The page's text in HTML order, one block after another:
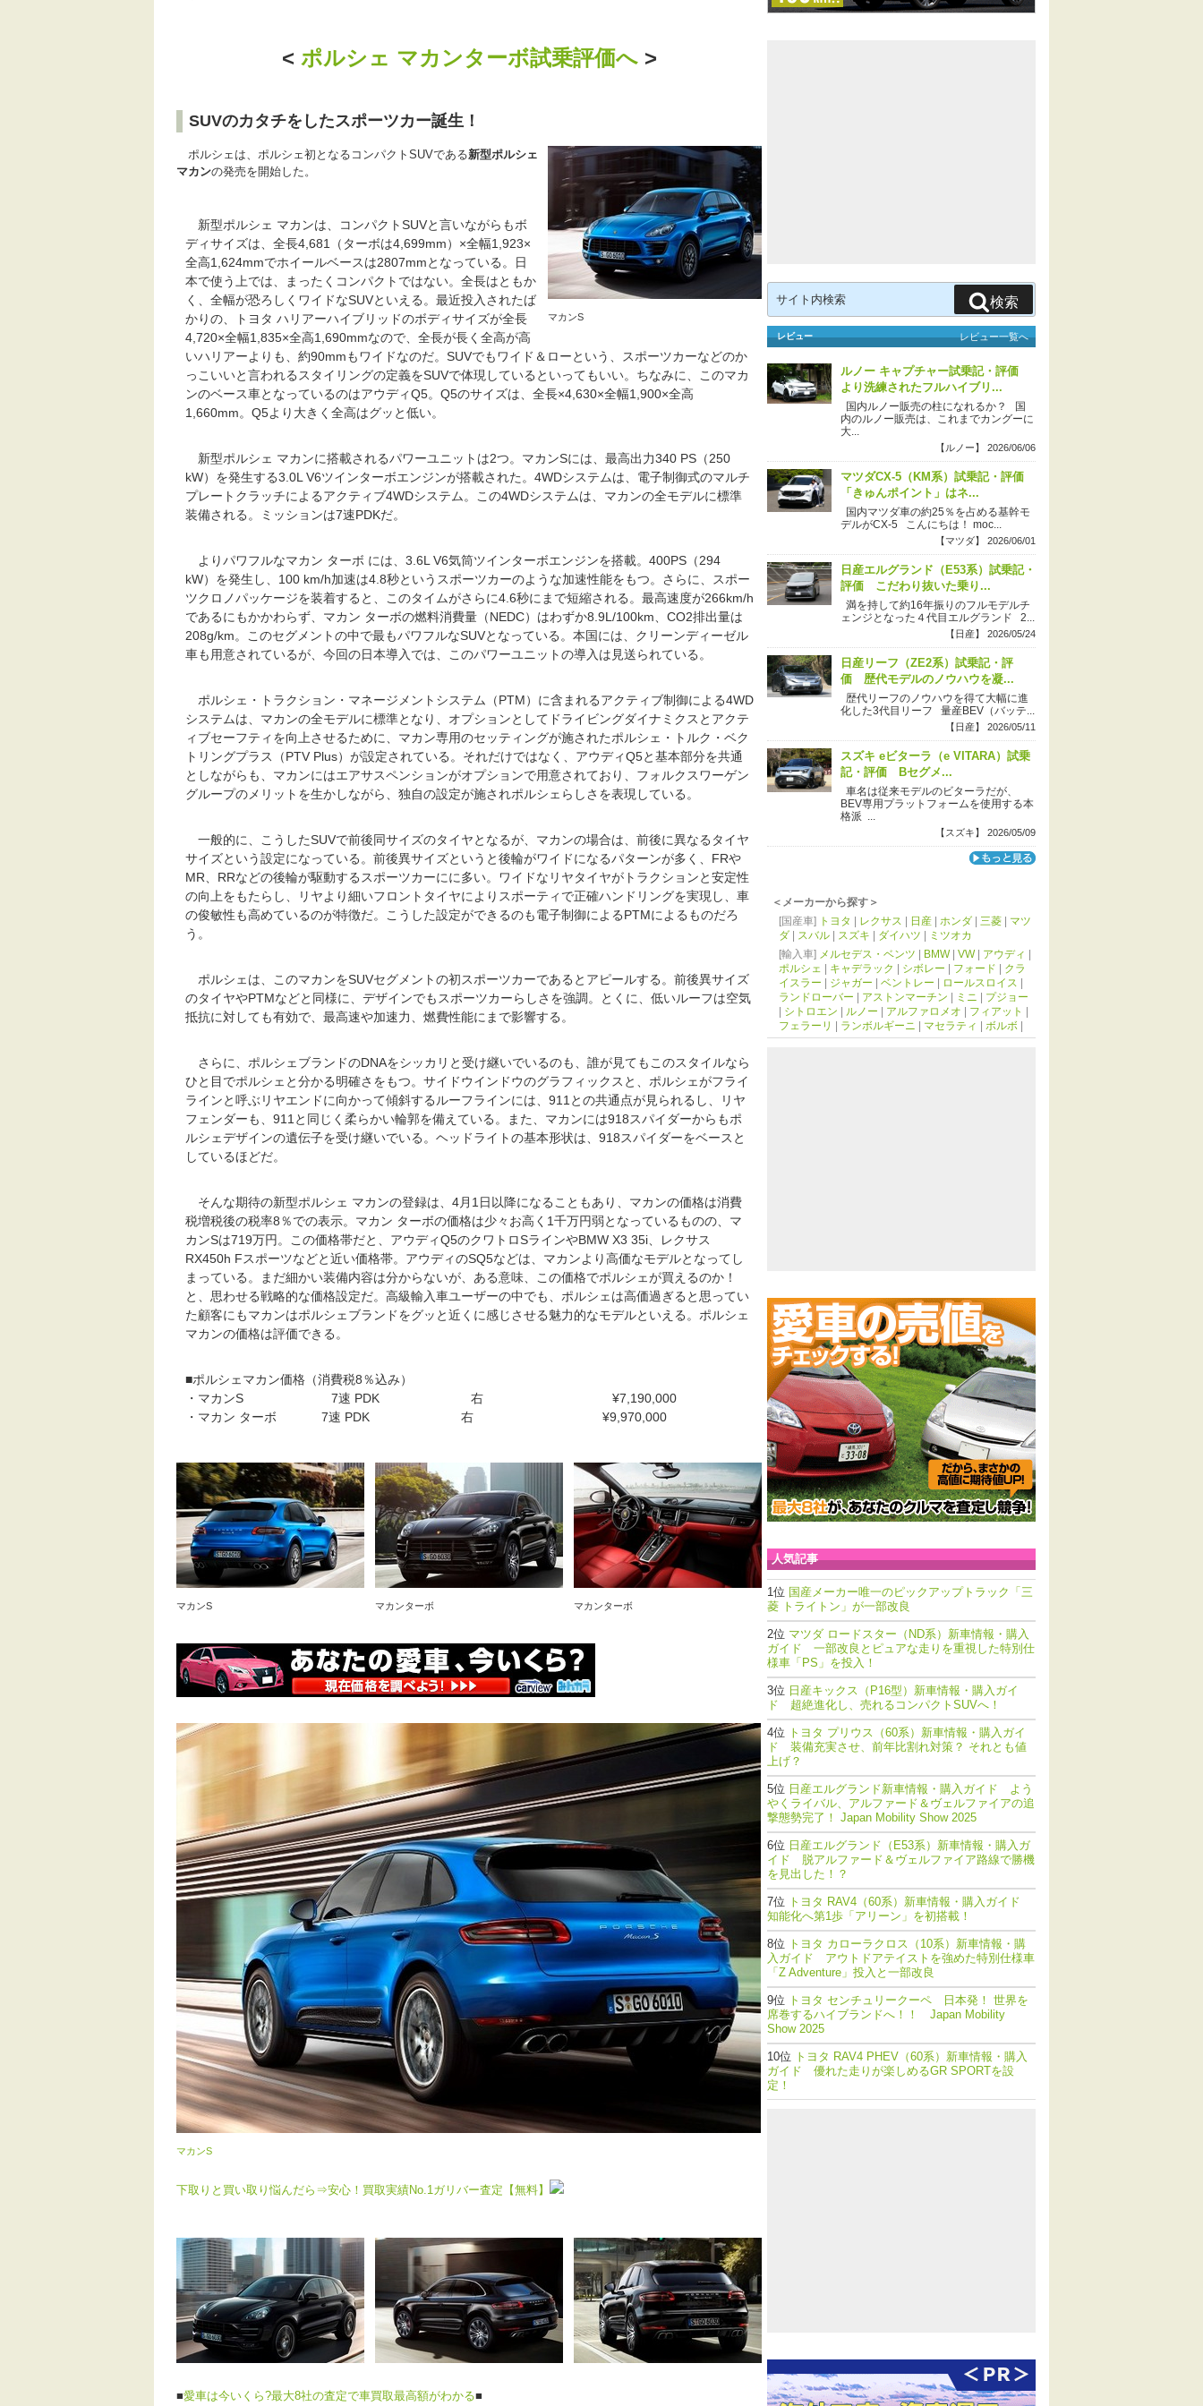
< ポルシェ マカンターボ試乗評価へ >
SUVのカタチをしたスポーツカー誕生！
マカンS
ポルシェは、ポルシェ初となるコンパクトSUVである新型ポルシェ
マカンの発売を開始した。
新型ポルシェ マカンは、コンパクトSUVと言いながらもボ
ディサイズは、全長4,681（ターボは4,699mm）×全幅1,923×
全高1,624mmでホイールベースは2807mmとなっている。日
本で使う上では、まったくコンパクトではない。全長はともか
く、全幅が恐ろしくワイドなSUVといえる。最近投入されたば
かりの、トヨタ ハリアーハイブリッドのボディサイズが全長
4,720×全幅1,835×全高1,690mmなので、全長が長く全高が高
いハリアーよりも、約90mmもワイドなのだ。SUVでもワイド＆ローという、スポーツカーなどのか
っこいいと言われるスタイリングの定義をSUVで体現しているといってもいい。ちなみに、このマカ
ンのベース車となっているのはアウディQ5。Q5のサイズは、全長×4,630×全幅1,900×全高
1,660mm。Q5より大きく全高はグッと低い。
新型ポルシェ マカンに搭載されるパワーユニットは2つ。マカンSには、最高出力340 PS（250
kW）を発生する3.0L V6ツインターボエンジンが搭載された。4WDシステムは、電子制御式のマルチ
プレートクラッチによるアクティブ4WDシステム。この4WDシステムは、マカンの全モデルに標準
装備される。ミッションは7速PDKだ。
よりパワフルなマカン ターボ には、3.6L V6気筒ツインターボエンジンを搭載。400PS（294
kW）を発生し、100 km/h加速は4.8秒というスポーツカーのような加速性能をもつ。さらに、スポー
ツクロノパッケージを装着すると、このタイムがさらに4.6秒にまで短縮される。最高速度が266km/h
であるにもかかわらず、マカン ターボの燃料消費量（NEDC）はわずか8.9L/100km、CO2排出量は
208g/km。このセグメントの中で最もパワフルなSUVとなっている。本国には、クリーンディーゼル
車も用意されているが、今回の日本導入では、このパワーユニットの導入は見送られている。
ポルシェ・トラクション・マネージメントシステム（PTM）に含まれるアクティブ制御による4WD
システムは、マカンの全モデルに標準となり、オプションとしてドライビングダイナミクスとアクテ
ィブセーフティを向上させるために、マカン専用のセッティングが施されたポルシェ・トルク・ベク
トリングプラス（PTV Plus）が設定されている。それだけではなく、アウディQ5と基本部分を共通
としながらも、マカンにはエアサスペンションがオプションで用意されており、フォルクスワーゲン
グループのメリットを生かしながら、独自の設定が施されポルシェらしさを表現している。
一般的に、こうしたSUVで前後同サイズのタイヤとなるが、マカンの場合は、前後に異なるタイヤ
サイズという設定になっている。前後異サイズというと後輪がワイドになるパターンが多く、FRや
MR、RRなどの後輪が駆動するスポーツカーにに多い。ワイドなリヤタイヤがトラクションと安定性
の向上をもたらし、リヤより細いフロントタイヤによりスポーティで正確ハンドリングを実現し、車
の俊敏性も高めているのが特徴だ。こうした設定ができるのも電子制御によるPTMによるものだろ
う。
ポルシェは、このマカンをSUVセグメントの初スポーツカーであるとアピールする。前後異サイズ
のタイヤやPTMなどと同様に、デザインでもスポーツカーらしさを強調。とくに、低いルーフは空気
抵抗に対しても有効で、最高速や加速力、燃費性能にまで影響する。
さらに、ポルシェブランドのDNAをシッカリと受け継いでいるのも、誰が見てもこのスタイルなら
ひと目でポルシェと分かる明確さをもつ。サイドウインドウのグラフィックスと、ポルシェがフライ
ラインと呼ぶリヤエンドに向かって傾斜するルーフラインには、911との共通点が見られるし、リヤ
フェンダーも、911と同じく柔らかい輪郭を備えている。また、マカンには918スパイダーからもポ
ルシェデザインの遺伝子を受け継いでいる。ヘッドライトの基本形状は、918スパイダーをベースと
しているほどだ。
そんな期待の新型ポルシェ マカンの登録は、4月1日以降になることもあり、マカンの価格は消費
税増税後の税率8％での表示。マカン ターボの価格は少々お高く1千万円弱となっているものの、マ
カンSは719万円。この価格帯だと、アウディQ5のクワトロSラインやBMW X3 35i、レクサス
RX450h Fスポーツなどと近い価格帯。アウディのSQ5などは、マカンより高価なモデルとなってし
まっている。まだ細かい装備内容は分からないが、ある意味、この価格でポルシェが買えるのか！
と、思わせる戦略的な価格設定だ。高級輸入車ユーザーの中でも、ポルシェは高価過ぎると思ってい
た顧客にもマカンはポルシェブランドをグッと近くに感じさせる魅力的なモデルといえる。ポルシェ
マカンの価格は評価できる。
■ポルシェマカン価格（消費税8％込み）
・マカンS 7速 PDK 右 ¥7,190,000
・マカン ターボ 7速 PDK 右 ¥9,970,000
マカンS マカンターボ マカンターボ
マカンS
下取りと買い取り悩んだら⇒安心！買取実績No.1ガリバー査定【無料】
■愛車は今いくら?最大8社の査定で車買取最高額がわかる■
索:
検索
レビュー レビュー一覧へ
ルノー キャプチャー試乗記・評価
より洗練されたフルハイブリ...
国内ルノー販売の柱になれるか？ 国
内のルノー販売は、これまでカングーに
大...
【ルノー】 2026/06/06
マツダCX-5（KM系）試乗記・評価
「きゅんポイント」はネ...
国内マツダ車の約25％を占める基幹モ
デルがCX-5 こんにちは！ moc...
【マツダ】 2026/06/01
日産エルグランド（E53系）試乗記・
評価 こだわり抜いた乗り...
満を持して約16年振りのフルモデルチ
ェンジとなった４代目エルグランド 2...
【日産】 2026/05/24
日産リーフ（ZE2系）試乗記・評
価 歴代モデルのノウハウを凝...
歴代リーフのノウハウを得て大幅に進
化した3代目リーフ 量産BEV（バッテ...
【日産】 2026/05/11
スズキ eビターラ（e VITARA）試乗
記・評価 Bセグメ...
車名は従来モデルのビターラだが、
BEV専用プラットフォームを使用する本
格派 ...
【スズキ】 2026/05/09
＜メーカーから探す＞
[国産車] トヨタ レクサス 日産 ホンダ 三菱
マツ
ダ
スバル スズキ ダイハツ
ミツオカ
[輸入車] メルセデス・ベンツ BMW| VW| アウディ
ポルシェ
キャデラック シボレー フォード
クラ
イスラー
ジャガー ベントレー ロールスロイス
ランドローバー
アストンマーチン ミニ
プジョー
シトロエン ルノー アルファロメオ フィアット
フェラーリ
ランボルギーニ マセラティ ボルボ
人気記事
国産メーカー唯一のピックアップトラック「三
菱 トライトン」が一部改良
マツダ ロードスター（ND系）新車情報・購入
ガイド 一部改良とピュアな走りを重視した特別仕
様車「PS」を投入！
日産キックス（P16型）新車情報・購入ガイ
ド 超絶進化し、売れるコンパクトSUVへ！
トヨタ プリウス（60系）新車情報・購入ガイ
ド 装備充実させ、前年比割れ対策？ それとも値
上げ？
日産エルグランド新車情報・購入ガイド よう
やくライバル、アルファード＆ヴェルファイアの追
撃態勢完了！ Japan Mobility Show 2025
日産エルグランド（E53系）新車情報・購入ガ
イド 脱アルファード＆ヴェルファイア路線で勝機
を見出した！？
トヨタ RAV4（60系）新車情報・購入ガイド
知能化へ第1歩「アリーン」を初搭載！
トヨタ カローラクロス（10系）新車情報・購
入ガイド アウトドアテイストを強めた特別仕様車
「Z Adventure」投入と一部改良
トヨタ センチュリークーペ 日本発！ 世界を
席巻するハイブランドへ！！ Japan Mobility
Show 2025
トヨタ RAV4 PHEV（60系）新車情報・購入
ガイド 優れた走りが楽しめるGR SPORTを設
定！